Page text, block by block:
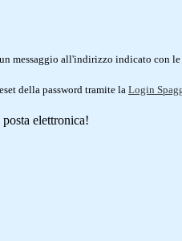
messaggio all'indirizzo indicato con
della password tramite la Login
elettronica!